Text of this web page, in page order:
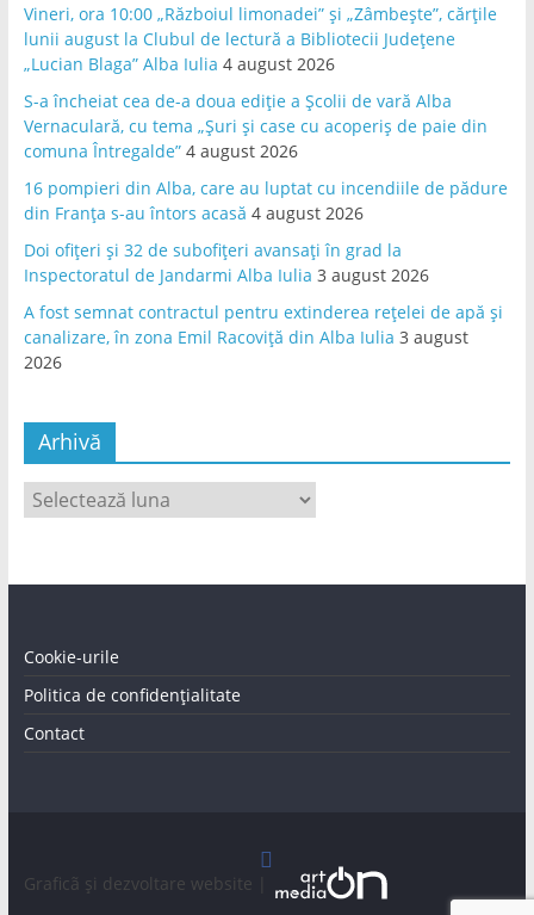
Vineri, ora 10:00 „Războiul limonadei” și „Zâmbește”, cărțile
lunii august la Clubul de lectură a Bibliotecii Județene
„Lucian Blaga” Alba Iulia 4 august 2026
S-a încheiat cea de-a doua ediție a Școlii de vară Alba
Vernaculară, cu tema „Șuri și case cu acoperiș de paie din
comuna Întregalde” 4 august 2026
16 pompieri din Alba, care au luptat cu incendiile de pădure
din Franța s-au întors acasă 4 august 2026
Doi ofițeri și 32 de subofițeri avansați în grad la
Inspectoratul de Jandarmi Alba Iulia 3 august 2026
A fost semnat contractul pentru extinderea rețelei de apă și
canalizare, în zona Emil Racoviță din Alba Iulia 3 august
2026
Arhivă
Arhivă
Cookie-urile
Politica de confidențialitate
Contact
Graficã și dezvoltare website |